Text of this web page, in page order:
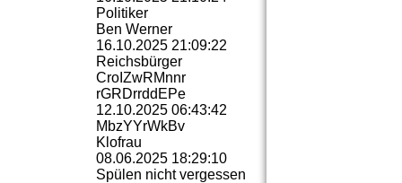
Politiker
Ben Werner
16.10.2025 21:09:22
Reichsbürger
CroIZwRMnnr
rGRDrrddEPe
12.10.2025 06:43:42
MbzYYrWkBv
Klofrau
08.06.2025 18:29:10
Spülen nicht vergessen